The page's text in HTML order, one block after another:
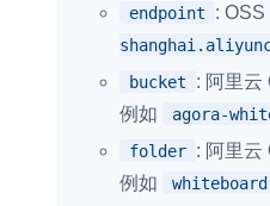
PPT 转码服务
快速高效的文档转换解决方案
水晶球
全周期通话质量检测、回溯
控制台
endpoint :
bucket
: 阿里云
例如
agora-
folder : 阿里云
例如
whiteboard